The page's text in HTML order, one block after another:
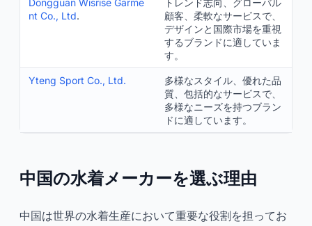
Dongguan Wisrise Garme
nt Co., Ltd.
トレンド志向、グローバル
顧客、柔軟なサービスで、
デザインと国際市場を重視
するブランドに適していま
す。
Yteng Sport Co., Ltd.
多様なスタイル、優れた品
質、包括的なサービスで、
多様なニーズを持つブラン
ドに適しています。
中国の水着メーカーを選ぶ理由
中国は世界の水着生産において重要な役割を担ってお